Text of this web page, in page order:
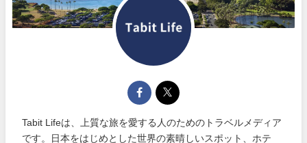
Tabit Lifeは、上質な旅を愛する人のためのトラベルメディア
です。日本をはじめとした世界の素晴しいスポット、ホテ